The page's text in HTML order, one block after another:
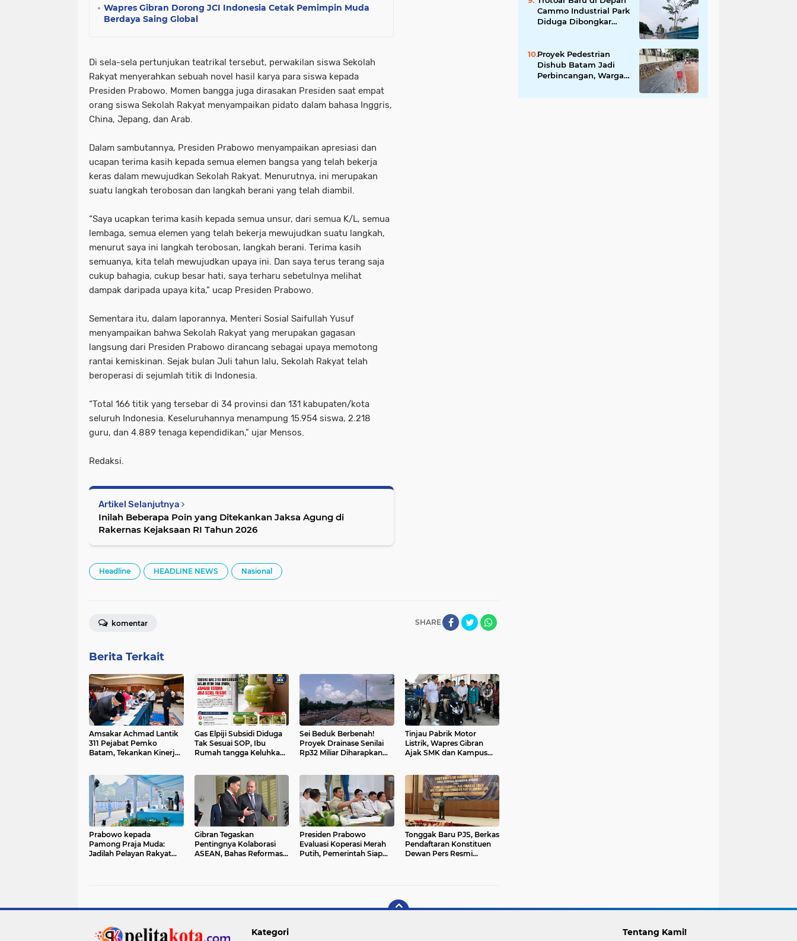
Wapres Gibran Dorong JCI Indonesia Cetak Pemimpin Muda
Berdaya Saing Global
Di sela-sela pertunjukan teatrikal tersebut, perwakilan siswa Sekolah
Rakyat menyerahkan sebuah novel hasil karya para siswa kepada
Presiden Prabowo. Momen bangga juga dirasakan Presiden saat empat
orang siswa Sekolah Rakyat menyampaikan pidato dalam bahasa Inggris,
China, Jepang, dan Arab.
Dalam sambutannya, Presiden Prabowo menyampaikan apresiasi dan
ucapan terima kasih kepada semua elemen bangsa yang telah bekerja
keras dalam mewujudkan Sekolah Rakyat. Menurutnya, ini merupakan
suatu langkah terobosan dan langkah berani yang telah diambil.
“Saya ucapkan terima kasih kepada semua unsur, dari semua K/L, semua
lembaga, semua elemen yang telah bekerja mewujudkan suatu langkah,
menurut saya ini langkah terobosan, langkah berani. Terima kasih
semuanya, kita telah mewujudkan upaya ini. Dan saya terus terang saja
cukup bahagia, cukup besar hati, saya terharu sebetulnya melihat
dampak daripada upaya kita,” ucap Presiden Prabowo.
Sementara itu, dalam laporannya, Menteri Sosial Saifullah Yusuf
menyampaikan bahwa Sekolah Rakyat yang merupakan gagasan
langsung dari Presiden Prabowo dirancang sebagai upaya memotong
rantai kemiskinan. Sejak bulan Juli tahun lalu, Sekolah Rakyat telah
beroperasi di sejumlah titik di Indonesia.
“Total 166 titik yang tersebar di 34 provinsi dan 131 kabupaten/kota
seluruh Indonesia. Keseluruhannya menampung 15.954 siswa, 2.218
guru, dan 4.889 tenaga kependidikan,” ujar Mensos.
Redaksi.
Artikel Selanjutnya
Inilah Beberapa Poin yang Ditekankan Jaksa Agung di
Rakernas Kejaksaan RI Tahun 2026
Headline HEADLINE NEWS Nasional
SHARE
komentar
Berita Terkait
Amsakar Achmad Lantik
311 Pejabat Pemko
Batam, Tekankan Kinerja,
Gas Elpiji Subsidi Diduga
Tak Sesuai SOP, Ibu
Rumah tangga Keluhkan
Sei Beduk Berbenah!
Proyek Drainase Senilai
Rp32 Miliar Diharapkan
Tinjau Pabrik Motor
Listrik, Wapres Gibran
Ajak SMK dan Kampus
Prabowo kepada
Pamong Praja Muda:
Jadilah Pelayan Rakyat
Gibran Tegaskan
Pentingnya Kolaborasi
ASEAN, Bahas Reformasi
Presiden Prabowo
Evaluasi Koperasi Merah
Putih, Pemerintah Siap
Tonggak Baru PJS, Berkas
Pendaftaran Konstituen
Dewan Pers Resmi
Beduk
Cammo Industrial Park
Diduga Dibongkar
Proyek Pedestrian
Dishub Batam Jadi
Perbincangan, Warga
Kategori Tentang Kami!